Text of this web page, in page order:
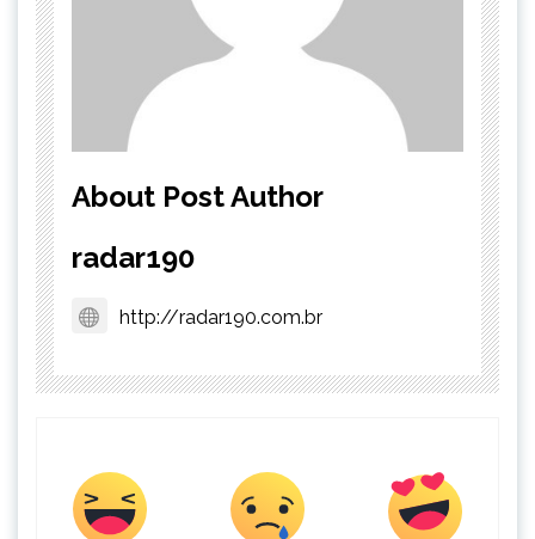
About Post Author
radar190
http://radar190.com.br